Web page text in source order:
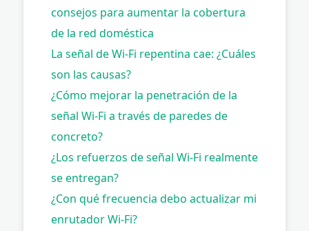
consejos para aumentar la cobertura
de la red doméstica
La señal de Wi-Fi repentina cae: ¿Cuáles
son las causas?
¿Cómo mejorar la penetración de la
señal Wi-Fi a través de paredes de
concreto?
¿Los refuerzos de señal Wi-Fi realmente
se entregan?
¿Con qué frecuencia debo actualizar mi
enrutador Wi-Fi?